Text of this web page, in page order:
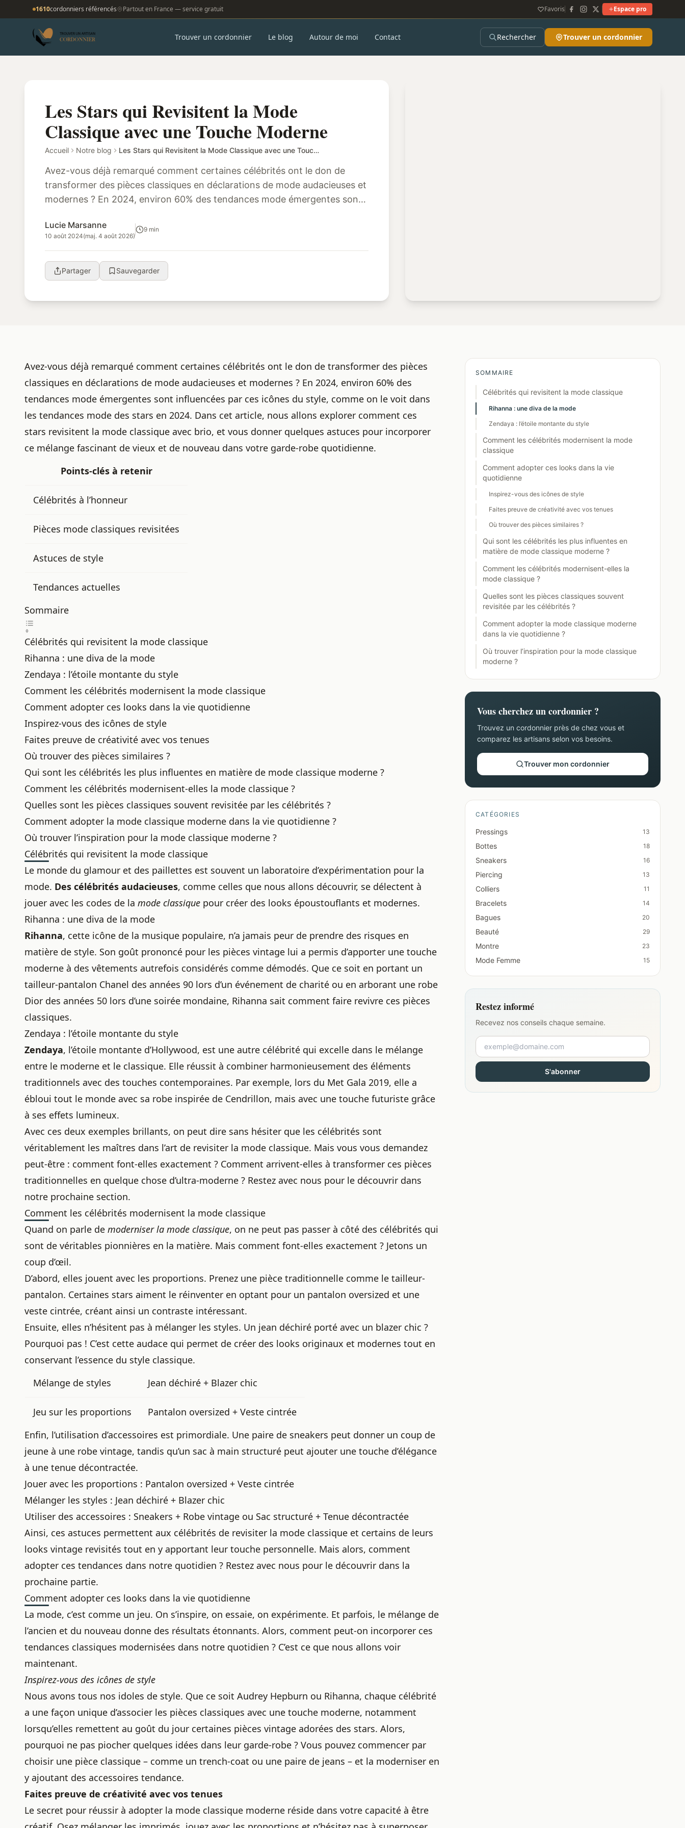
1610cordonniers référencés Partout en France — service gratuit Favoris Espace pro
Trouver un cordonnier Le blog Autour de moi Contact Rechercher Trouver un cordonnier
Les Stars qui Revisitent la Mode
Classique avec une Touche Moderne
Accueil Notre blog Les Stars qui Revisitent la Mode Classique avec une Touche Moderne
Avez-vous déjà remarqué comment certaines célébrités ont le don de
transformer des pièces classiques en déclarations de mode audacieuses et
modernes ? En 2024, environ 60% des tendances mode émergentes sont
Lucie Marsanne
10 août 2024(maj. 4 août 2026)
9 min
Partager Sauvegarder
Avez-vous déjà remarqué comment certaines célébrités ont le don de transformer des pièces
classiques en déclarations de mode audacieuses et modernes ? En 2024, environ 60% des
tendances mode émergentes sont influencées par ces icônes du style, comme on le voit dans
les tendances mode des stars en 2024. Dans cet article, nous allons explorer comment ces
stars revisitent la mode classique avec brio, et vous donner quelques astuces pour incorporer
ce mélange fascinant de vieux et de nouveau dans votre garde-robe quotidienne.
Points-clés à retenir
Célébrités à l’honneur
Pièces mode classiques revisitées
Astuces de style
Tendances actuelles
Sommaire
Célébrités qui revisitent la mode classique
Rihanna : une diva de la mode
Zendaya : l’étoile montante du style
Comment les célébrités modernisent la mode classique
Comment adopter ces looks dans la vie quotidienne
Inspirez-vous des icônes de style
Faites preuve de créativité avec vos tenues
Où trouver des pièces similaires ?
Qui sont les célébrités les plus influentes en matière de mode classique moderne ?
Comment les célébrités modernisent-elles la mode classique ?
Quelles sont les pièces classiques souvent revisitée par les célébrités ?
Comment adopter la mode classique moderne dans la vie quotidienne ?
Où trouver l’inspiration pour la mode classique moderne ?
Célébrités qui revisitent la mode classique
Le monde du glamour et des paillettes est souvent un laboratoire d’expérimentation pour la
mode. Des célébrités audacieuses, comme celles que nous allons découvrir, se délectent à
jouer avec les codes de la mode classique pour créer des looks époustouflants et modernes.
Rihanna : une diva de la mode
Rihanna, cette icône de la musique populaire, n’a jamais peur de prendre des risques en
matière de style. Son goût prononcé pour les pièces vintage lui a permis d’apporter une touche
moderne à des vêtements autrefois considérés comme démodés. Que ce soit en portant un
tailleur-pantalon Chanel des années 90 lors d’un événement de charité ou en arborant une robe
Dior des années 50 lors d’une soirée mondaine, Rihanna sait comment faire revivre ces pièces
classiques.
Zendaya : l’étoile montante du style
Zendaya, l’étoile montante d’Hollywood, est une autre célébrité qui excelle dans le mélange
entre le moderne et le classique. Elle réussit à combiner harmonieusement des éléments
traditionnels avec des touches contemporaines. Par exemple, lors du Met Gala 2019, elle a
ébloui tout le monde avec sa robe inspirée de Cendrillon, mais avec une touche futuriste grâce
à ses effets lumineux.
Avec ces deux exemples brillants, on peut dire sans hésiter que les célébrités sont
véritablement les maîtres dans l’art de revisiter la mode classique. Mais vous vous demandez
peut-être : comment font-elles exactement ? Comment arrivent-elles à transformer ces pièces
traditionnelles en quelque chose d’ultra-moderne ? Restez avec nous pour le découvrir dans
notre prochaine section.
Comment les célébrités modernisent la mode classique
Quand on parle de moderniser la mode classique, on ne peut pas passer à côté des célébrités qui
sont de véritables pionnières en la matière. Mais comment font-elles exactement ? Jetons un
coup d’œil.
D’abord, elles jouent avec les proportions. Prenez une pièce traditionnelle comme le tailleur-
pantalon. Certaines stars aiment le réinventer en optant pour un pantalon oversized et une
veste cintrée, créant ainsi un contraste intéressant.
Ensuite, elles n’hésitent pas à mélanger les styles. Un jean déchiré porté avec un blazer chic ?
Pourquoi pas ! C’est cette audace qui permet de créer des looks originaux et modernes tout en
conservant l’essence du style classique.
Mélange de styles
Jean déchiré + Blazer chic
Jeu sur les proportions
Pantalon oversized + Veste cintrée
Enfin, l’utilisation d’accessoires est primordiale. Une paire de sneakers peut donner un coup de
jeune à une robe vintage, tandis qu’un sac à main structuré peut ajouter une touche d’élégance
à une tenue décontractée.
Jouer avec les proportions : Pantalon oversized + Veste cintrée
Mélanger les styles : Jean déchiré + Blazer chic
Utiliser des accessoires : Sneakers + Robe vintage ou Sac structuré + Tenue décontractée
Ainsi, ces astuces permettent aux célébrités de revisiter la mode classique et certains de leurs
looks vintage revisités tout en y apportant leur touche personnelle. Mais alors, comment
adopter ces tendances dans notre quotidien ? Restez avec nous pour le découvrir dans la
prochaine partie.
Comment adopter ces looks dans la vie quotidienne
La mode, c’est comme un jeu. On s’inspire, on essaie, on expérimente. Et parfois, le mélange de
l’ancien et du nouveau donne des résultats étonnants. Alors, comment peut-on incorporer ces
tendances classiques modernisées dans notre quotidien ? C’est ce que nous allons voir
maintenant.
Inspirez-vous des icônes de style
Nous avons tous nos idoles de style. Que ce soit Audrey Hepburn ou Rihanna, chaque célébrité
a une façon unique d’associer les pièces classiques avec une touche moderne, notamment
lorsqu’elles remettent au goût du jour certaines pièces vintage adorées des stars. Alors,
pourquoi ne pas piocher quelques idées dans leur garde-robe ? Vous pouvez commencer par
choisir une pièce classique – comme un trench-coat ou une paire de jeans – et la moderniser en
y ajoutant des accessoires tendance.
Faites preuve de créativité avec vos tenues
Le secret pour réussir à adopter la mode classique moderne réside dans votre capacité à être
SOMMAIRE
Célébrités qui revisitent la mode classique
Rihanna : une diva de la mode
Zendaya : l’étoile montante du style
Comment les célébrités modernisent la mode
classique
Comment adopter ces looks dans la vie
quotidienne
Inspirez-vous des icônes de style
Faites preuve de créativité avec vos tenues
Où trouver des pièces similaires ?
Qui sont les célébrités les plus influentes en
matière de mode classique moderne ?
Comment les célébrités modernisent-elles la
mode classique ?
Quelles sont les pièces classiques souvent
revisitée par les célébrités ?
Comment adopter la mode classique moderne
dans la vie quotidienne ?
Où trouver l’inspiration pour la mode classique
moderne ?
Vous cherchez un cordonnier ?
Trouvez un cordonnier près de chez vous et
comparez les artisans selon vos besoins.
Trouver mon cordonnier
CATÉGORIES
Pressings 13
Bottes 18
Sneakers 16
Piercing 13
Colliers 11
Bracelets 14
Bagues 20
Beauté 29
Montre 23
Mode Femme 15
Restez informé
Recevez nos conseils chaque semaine.
S'abonner